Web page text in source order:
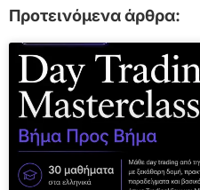
Προτεινόμενα άρθρα: